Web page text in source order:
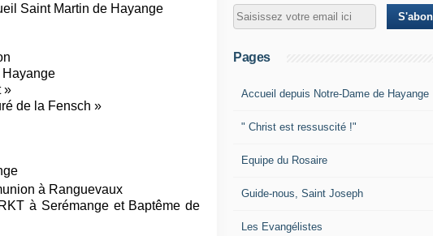
Saint Martin de Hayange
»
de la Fensch »
à Ranguevaux
à Serémange et Baptême de
Pages
Accueil depuis Notre-Dame de Hayange
" Christ est ressuscité !"
Equipe du Rosaire
Guide-nous, Saint Joseph
Les Evangélistes